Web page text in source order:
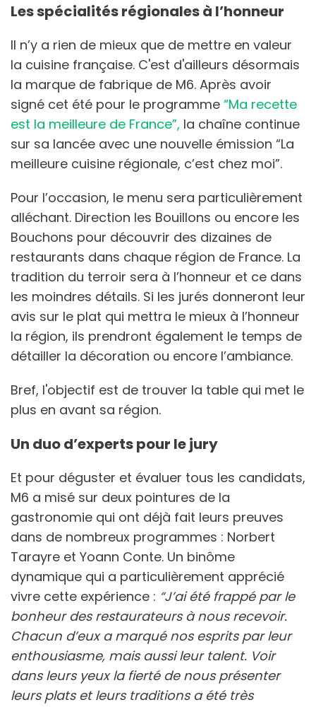
Les spécialités régionales à l’honneur
Il n’y a rien de mieux que de mettre en valeur
la cuisine française. C'est d'ailleurs désormais
la marque de fabrique de M6. Après avoir
signé cet été pour le programme “Ma recette
est la meilleure de France”, la chaîne continue
sur sa lancée avec une nouvelle émission “La
meilleure cuisine régionale, c’est chez moi”.
Pour l’occasion, le menu sera particulièrement
alléchant. Direction les Bouillons ou encore les
Bouchons pour découvrir des dizaines de
restaurants dans chaque région de France. La
tradition du terroir sera à l’honneur et ce dans
les moindres détails. Si les jurés donneront leur
avis sur le plat qui mettra le mieux à l’honneur
la région, ils prendront également le temps de
détailler la décoration ou encore l’ambiance.
Bref, l'objectif est de trouver la table qui met le
plus en avant sa région.
Un duo d’experts pour le jury
Et pour déguster et évaluer tous les candidats,
M6 a misé sur deux pointures de la
gastronomie qui ont déjà fait leurs preuves
dans de nombreux programmes : Norbert
Tarayre et Yoann Conte. Un binôme
dynamique qui a particulièrement apprécié
vivre cette expérience : “J’ai été frappé par le
bonheur des restaurateurs à nous recevoir.
Chacun d’eux a marqué nos esprits par leur
enthousiasme, mais aussi leur talent. Voir
dans leurs yeux la fierté de nous présenter
leurs plats et leurs traditions a été très